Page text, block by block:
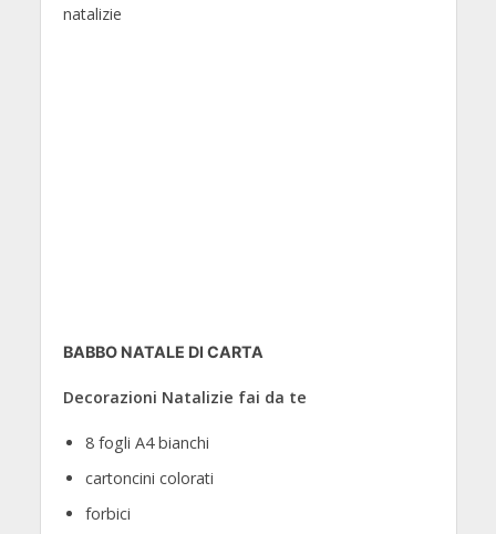
natalizie
BABBO NATALE DI CARTA
Decorazioni Natalizie fai da te
8 fogli A4 bianchi
cartoncini colorati
forbici